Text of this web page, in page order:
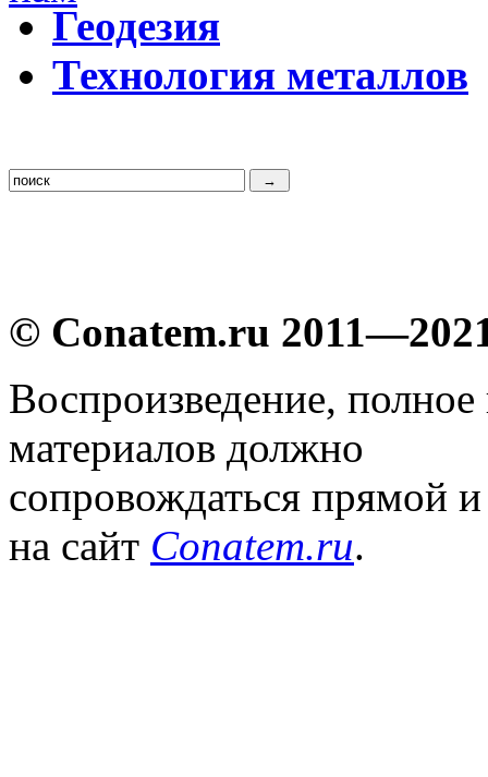
Геодезия
Технология металлов
© Conatem.ru
Воспроизведение,
материалов должно
сопровождаться прямой
на сайт Conatem.ru.